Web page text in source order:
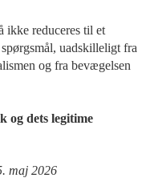
ikke reduceres til et
uadskilleligt fra
og fra bevægelsen
og dets legitime
maj 2026